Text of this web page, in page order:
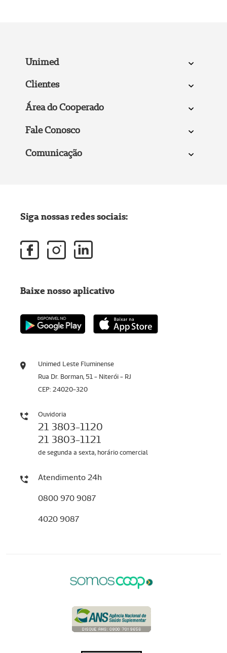
Unimed
Clientes
Área do Cooperado
Fale Conosco
Comunicação
Unimed Leste Fluminense
Rua Dr. Borman, 51 - Niterói - RJ
CEP: 24020-320
Ouvidoria
21 3803-1120
21 3803-1121
de segunda a sexta, horário comercial
Atendimento 24h
0800 970 9087
4020 9087
Siga nossas redes sociais:
Baixe nosso aplicativo